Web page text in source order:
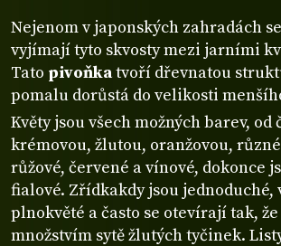
Nejenom v japonských zahradách
vyjímají tyto skvosty mezi jarními
Tato pivoňkatvoří dřevnatou
pomalu dorůstá do velikosti
Květy jsou všech možných barev,
krémovou, žlutou, oranžovou,
růžové, červené a vínové, dokonce
fialové. Zřídkakdy jsou jednoduché,
plnokvěté a často se otevírají tak,
množstvím sytě žlutých tyčinek.